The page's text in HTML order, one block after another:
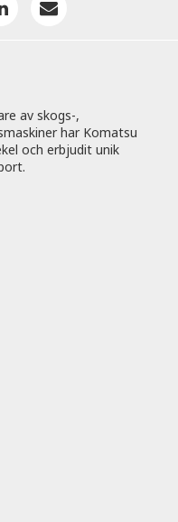
av skogs-,
har Komatsu
och erbjudit unik